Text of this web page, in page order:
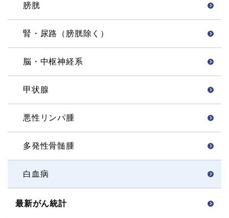
膀胱
腎・尿路（膀胱除く）
脳・中枢神経系
甲状腺
悪性リンパ腫
多発性骨髄腫
白血病
最新がん統計